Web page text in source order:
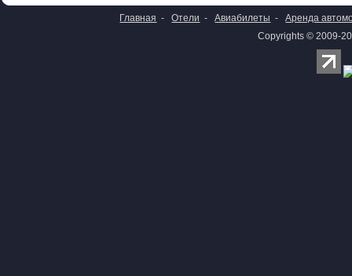
Главная - Отели - Авиабилеты -
Аренда
Copyrights © 2009-